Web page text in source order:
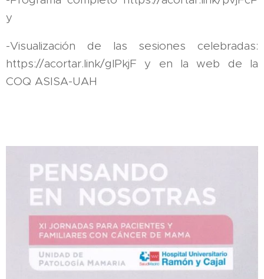
y
-Visualización de las sesiones celebradas:
https://acortar.link/glPkjF y en la web de la
COQ ASISA-UAH